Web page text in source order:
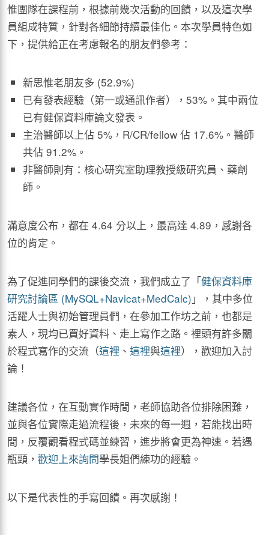
惟團隊在課程前，根據前幾次活動的回饋，以及這次學
員組成特質，針對各細節持續最佳化。本次學員特色如
下，提供給正在考慮報名的朋友們參考：
新思惟老朋友多 (52.9%)
已有發表經驗（第一或通訊作者），53%。其中兩位
已有健保資料庫論文發表。
主治醫師以上佔 5%，R/CR/fellow 佔 17.6%。醫師
共佔 91.2%。
非醫師則有：核心研究室助理教授級研究員、藥劑
師。
滿意度公布，都在 4.64 分以上，最高達 4.89，感謝各
位的肯定。
為了促進同學們的課後交流，我們成立了「健保資料庫
研究討論區 (MySQL+Navicat+MedCalc) 」，其中多位
活躍人士與初始管理員們，在參加工作坊之前，也都是
素人，現均已買好資料、走上寫作之路。裡頭有許多關
於程式寫作的交流（這裡 、 這裡與這裡），歡迎加入討
論！
建議各位，在互動實作時間，老師協助各位排除困難，
並與各位實際走過流程後，未來的每一週，若能找出時
間，反覆觀看程式碼並練習，進步將會更為神速。若遇
瓶頸， 歡迎上來詢問學長姐們練功的經驗。
以下是代表性的手寫回饋。再次感謝！